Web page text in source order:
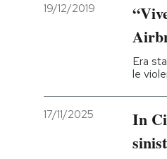
19/12/2019
Era
le
17/11/2025
In